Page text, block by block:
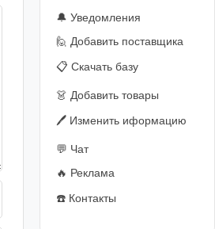
🔔 Уведомления
🙋‍️ Добавить поставщика
📋 Скачать базу
👗 Добавить товары
🖊️ Изменить иформацию
💬 Чат
🔥 Реклама
☎️ Контакты